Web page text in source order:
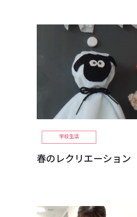
学校生活
春のレクリエーション